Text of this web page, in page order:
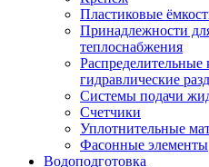
Пластиковые
Принадлежности
теплоснабжения
гидравлические
Системы подачи
Счетчики
Уплотнительные
Фасонные элементы
Водоподготовка